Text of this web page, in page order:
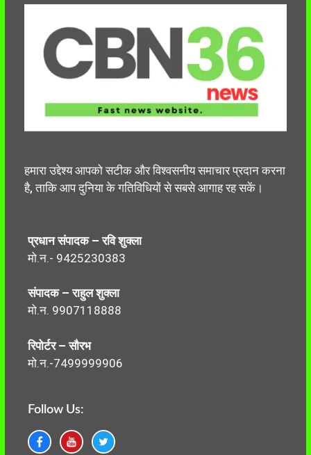
हमारा उद्देश्य आपको सटीक और विश्वसनीय समाचार प्रदान करना
है, ताकि आप दुनिया के गतिविधियों से सबसे आगाह रह सकें।
प्रधान संपादक – रवि शुक्ला
मो.न.- 9425230383
संपादक – राहुल शुक्ला
मो.न. 9907118888
रिपोर्टर – सौरभ
मो.न.-7499999906
Follow Us: